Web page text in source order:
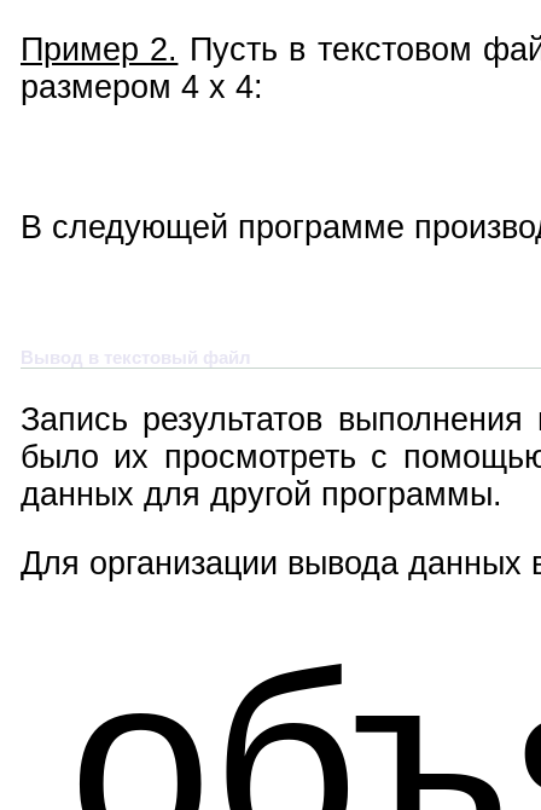
Пример 2. Пусть в текстовом
размером 4 x 4:
В следующей программе
Вывод в текстовый файл
Запись результатов
было их просмотреть с помощью
данных для другой программы.
Для организации вывода данных